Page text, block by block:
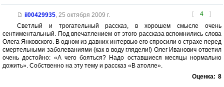
[ 4 ]
ii00429935, 25 октября 2009 г.
Светлый и трогательный рассказ, в хорошем смысле очень
сентиментальный. Под впечатлением от этого рассказа вспомнились слова
Олега Янковского. В одном из давних интервью его спросили о страхе перед
смертельными заболеваниями (как в воду глядели!) Олег Иванович ответил
очень достойно: «А чего бояться? Надо оставшиеся месяцы нормально
дожить». Собственно на эту тему и рассказ «В атолле».
Оценка: 8